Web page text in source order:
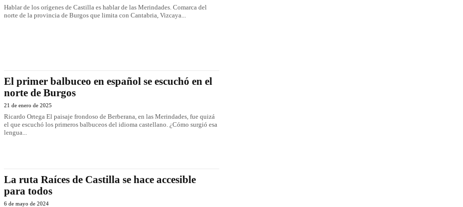
Hablar de los orígenes de Castilla es hablar de las Merindades. Comarca del
norte de la provincia de Burgos que limita con Cantabria, Vizcaya...
El primer balbuceo en español se escuchó en el
norte de Burgos
21 de enero de 2025
Ricardo Ortega El paisaje frondoso de Berberana, en las Merindades, fue quizá
el que escuchó los primeros balbuceos del idioma castellano. ¿Cómo surgió esa
lengua...
La ruta Raíces de Castilla se hace accesible
para todos
6 de mayo de 2024